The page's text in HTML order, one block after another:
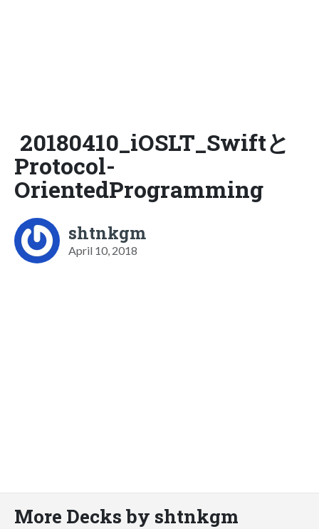
20180410_iOSLT_Swiftと
Protocol-
OrientedProgramming
shtnkgm
April 10, 2018
More Decks by shtnkgm